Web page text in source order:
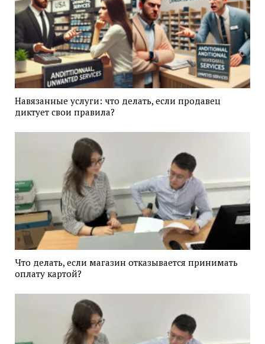
Навязанные услуги: что делать, если продавец
диктует свои правила?
Что делать, если магазин отказывается принимать
оплату картой?